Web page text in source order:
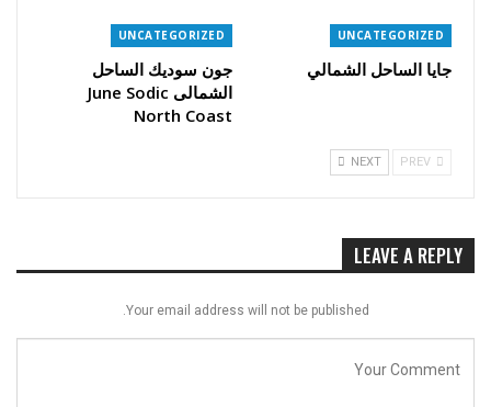
UNCATEGORIZED
جايا الساحل الشمالي
UNCATEGORIZED
جون سوديك الساحل
الشمالى June Sodic
North Coast
NEXT
LEAVE A REPLY
Your email address will not be published.